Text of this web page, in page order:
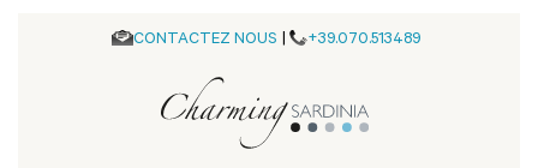
CONTACTEZ NOUS | +39.070.513489